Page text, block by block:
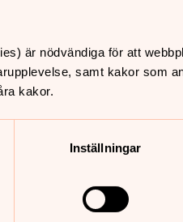
är nödvändiga för att
samt kakor som
kakor.
Inställningar